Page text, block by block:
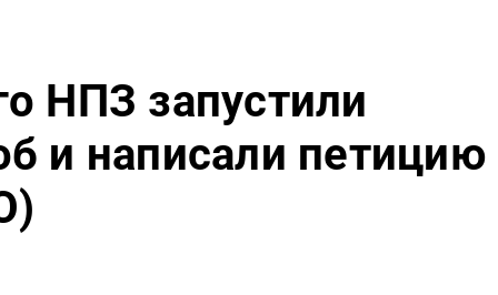
НПЗ запустили
и написали петицию